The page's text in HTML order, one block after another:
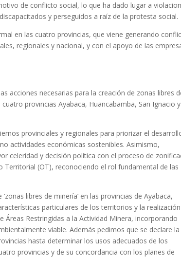
de conflicto social, lo que ha dado lugar a
y perseguidos a raíz de la protesta social.
en las cuatro provincias, que viene generando
regionales y nacional, y con el apoyo de las
acciones necesarias para la creación de zonas libres
provincias Ayabaca, Huancabamba, San Ignacio y
provinciales y regionales para priorizar el
actividades económicas sostenibles. Asimismo,
celeridad y decisión política con el proceso de
(OT), reconociendo el rol fundamental de las
libres de minería’ en las provincias de Ayabaca,
particulares de los territorios y la
Restringidas a la Actividad Minera, incorporando
viable. Además pedimos que se declare la
hasta determinar los usos adecuados de los
provincias y de su concordancia con los planes de